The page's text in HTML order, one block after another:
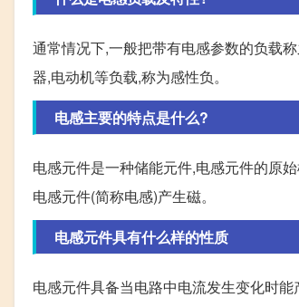
通常情况下,一般把带有电感参数的负载
器,电动机等负载,称为感性负。
电感主要的特点是什么?
电感元件是一种储能元件,电感元件的原
电感元件(简称电感)产生磁。
电感元件具有什么样的性质
电感元件具备当电路中电流发生变化时能